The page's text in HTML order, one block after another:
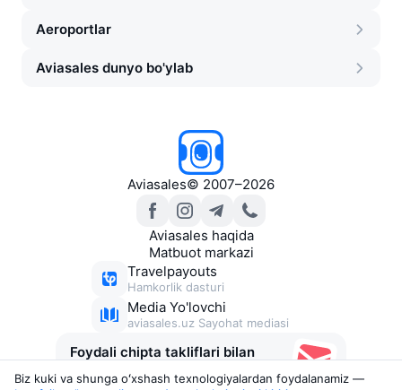
Aeroportlar
Aviasales dunyo bo'ylab
Aviasales© 2007–2026
Aviasales haqida
Matbuot markazi
Travelpayouts
Hamkorlik dasturi
Media Yo'lovchi
aviasales.uz Sayohat mediasi
Foydali chipta takliflari bilan
Biz kuki va shunga oʻxshash texnologiyalardan foydalanamiz —